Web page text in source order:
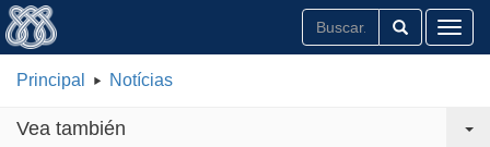
Principal Notícias
Vea también